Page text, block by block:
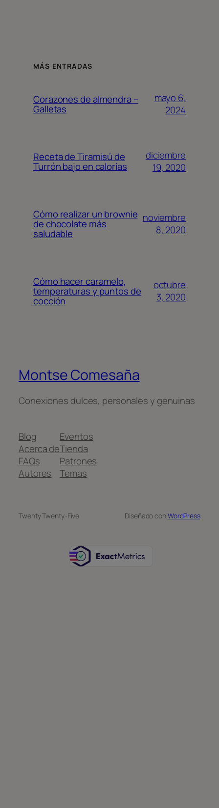
MÁS ENTRADAS
Corazones de almendra –
Galletas
mayo 6,
2024
Receta de Tiramisú de
Turrón bajo en calorías
diciembre
19, 2020
Cómo realizar un brownie
de chocolate más
saludable
noviembre
8, 2020
Cómo hacer caramelo,
temperaturas y puntos de
cocción
octubre
3, 2020
Montse Comesaña
Conexiones dulces, personales y genuinas
Blog
Acerca de
FAQs
Autores
Eventos
Tienda
Patrones
Temas
Twenty Twenty-Five Diseñado conWordPress